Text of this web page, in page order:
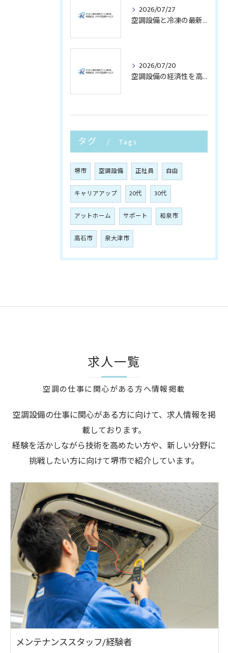
2026/07/27
空調設備と冷凍の最新動向を大阪府堺市堺市北区で押さえる業界研究ガイド
2026/07/20
空調設備の経済性を高める最新技術とコスト削減術を徹底解説
タグ Tags
堺市 空調設備 正社員 自由
キャリアアップ 20代 30代
アットホーム サポート 和泉市
高石市 泉大津市
求人一覧
空調の仕事に関心がある方へ情報掲載
空調設備の仕事に関心がある方に向けて、求人情報を掲
載しております。
経験を活かしながら技術を高めたい方や、新しい分野に
挑戦したい方に向けて堺市で紹介しています。
メンテナンススタッフ/経験者